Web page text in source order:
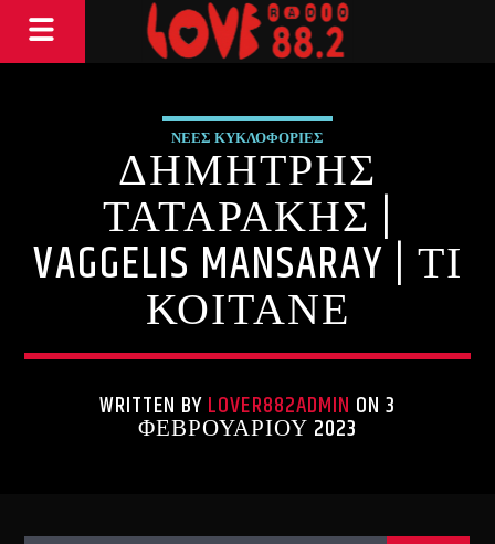
ΝΕΕΣ ΚΥΚΛΟΦΟΡΙΕΣ
ΔΗΜΗΤΡΗΣ
ΤΑΤΑΡΑΚΗΣ |
VAGGELIS MANSARAY | ΤΙ
ΚΟΙΤΑΝΕ
WRITTEN BYLOVER882ADMIN ON 3
ΦΕΒΡΟΥΑΡΊΟΥ 2023